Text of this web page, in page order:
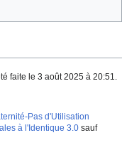
faite le 3 août 2025 à 20:51.
Pas d'Utilisation
à l'Identique 3.0 sauf